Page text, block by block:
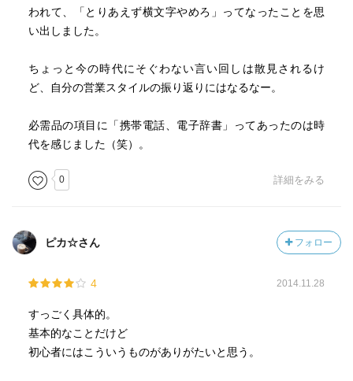
われて、「とりあえず横文字やめろ」ってなったことを思
い出しました。
ちょっと今の時代にそぐわない言い回しは散見されるけ
ど、自分の営業スタイルの振り返りにはなるなー。
必需品の項目に「携帯電話、電子辞書」ってあったのは時
代を感じました（笑）。
0 詳細をみる
ピカ☆さん フォロー
4 2014.11.28
すっごく具体的。
基本的なことだけど
初心者にはこういうものがありがたいと思う。